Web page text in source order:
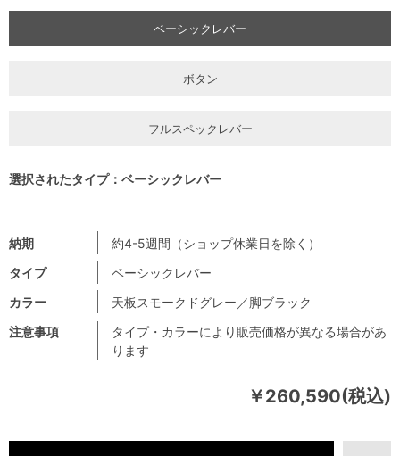
￥260,590(税込)
注意事項
タイプ・カラーにより販売価格が異なる場合があ
ります
納期
約4-5週間（ショップ休業日を除く）
タイプ
ベーシックレバー
カラー
天板スモークドグレー／脚ブラック
ベーシックレバー
ボタン
フルスペックレバー
選択されたタイプ：ベーシックレバー